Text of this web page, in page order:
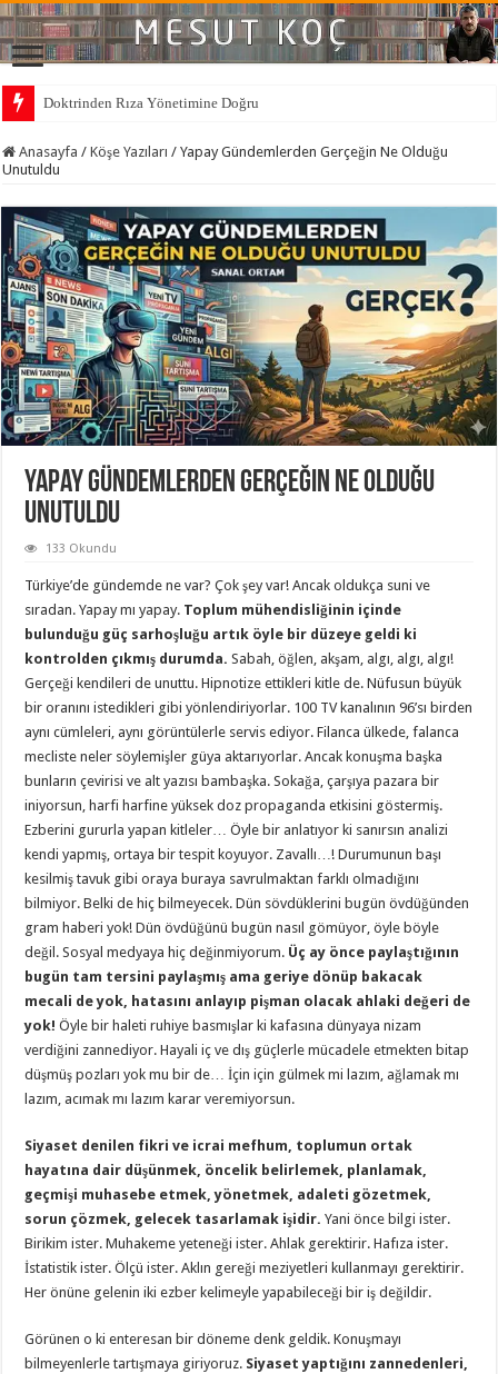
Doktrinden Rıza Yönetimine Doğru
Eğitim mi, doktrin mi?
Anasayfa / Köşe Yazıları / Yapay Gündemlerden Gerçeğin Ne Olduğu
Unutuldu
Yapay Gündemlerden Gerçeğin Ne Olduğu
Unutuldu
133 Okundu
Türkiye’de gündemde ne var? Çok şey var! Ancak oldukça suni ve
sıradan. Yapay mı yapay. Toplum mühendisliğinin içinde
bulunduğu güç sarhoşluğu artık öyle bir düzeye geldi ki
kontrolden çıkmış durumda. Sabah, öğlen, akşam, algı, algı, algı!
Gerçeği kendileri de unuttu. Hipnotize ettikleri kitle de. Nüfusun büyük
bir oranını istedikleri gibi yönlendiriyorlar. 100 TV kanalının 96’sı birden
aynı cümleleri, aynı görüntülerle servis ediyor. Filanca ülkede, falanca
mecliste neler söylemişler güya aktarıyorlar. Ancak konuşma başka
bunların çevirisi ve alt yazısı bambaşka. Sokağa, çarşıya pazara bir
iniyorsun, harfi harfine yüksek doz propaganda etkisini göstermiş.
Ezberini gururla yapan kitleler… Öyle bir anlatıyor ki sanırsın analizi
kendi yapmış, ortaya bir tespit koyuyor. Zavallı…! Durumunun başı
kesilmiş tavuk gibi oraya buraya savrulmaktan farklı olmadığını
bilmiyor. Belki de hiç bilmeyecek. Dün sövdüklerini bugün övdüğünden
gram haberi yok! Dün övdüğünü bugün nasıl gömüyor, öyle böyle
değil. Sosyal medyaya hiç değinmiyorum. Üç ay önce paylaştığının
bugün tam tersini paylaşmış ama geriye dönüp bakacak
mecali de yok, hatasını anlayıp pişman olacak ahlaki değeri de
yok! Öyle bir haleti ruhiye basmışlar ki kafasına dünyaya nizam
verdiğini zannediyor. Hayali iç ve dış güçlerle mücadele etmekten bitap
düşmüş pozları yok mu bir de… İçin için gülmek mi lazım, ağlamak mı
lazım, acımak mı lazım karar veremiyorsun.
Siyaset denilen fikri ve icrai mefhum, toplumun ortak
hayatına dair düşünmek, öncelik belirlemek, planlamak,
geçmişi muhasebe etmek, yönetmek, adaleti gözetmek,
sorun çözmek, gelecek tasarlamak işidir. Yani önce bilgi ister.
Birikim ister. Muhakeme yeteneği ister. Ahlak gerektirir. Hafıza ister.
İstatistik ister. Ölçü ister. Aklın gereği meziyetleri kullanmayı gerektirir.
Her önüne gelenin iki ezber kelimeyle yapabileceği bir iş değildir.
Görünen o ki enteresan bir döneme denk geldik. Konuşmayı
bilmeyenlerle tartışmaya giriyoruz. Siyaset yaptığını zannedenleri,